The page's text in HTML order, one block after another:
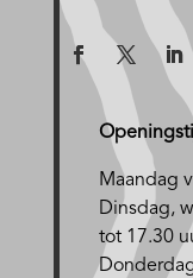
Maandag
Dinsdag,
tot 17.30